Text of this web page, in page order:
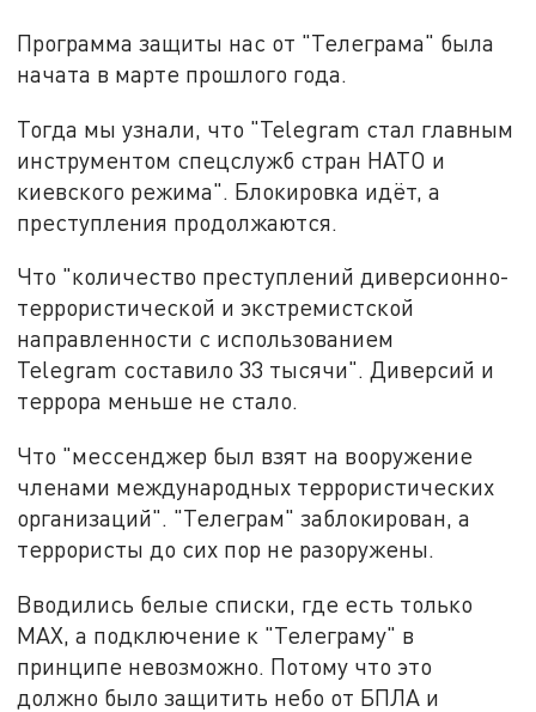
Программа защиты нас от "Телеграма" была
начата в марте прошлого года.
Тогда мы узнали, что "Telegram стал главным
инструментом спецслужб стран НАТО и
киевского режима". Блокировка идёт, а
преступления продолжаются.
Что "количество преступлений диверсионно-
террористической и экстремистской
направленности с использованием
Telegram составило 33 тысячи". Диверсий и
террора меньше не стало.
Что "мессенджер был взят на вооружение
членами международных террористических
организаций". "Телеграм" заблокирован, а
террористы до сих пор не разоружены.
Вводились белые списки, где есть только
MAX, а подключение к "Телеграму" в
принципе невозможно. Потому что это
должно было защитить небо от БПЛА и